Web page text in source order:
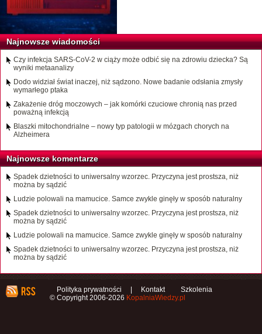
Najnowsze wiadomości
Czy infekcja SARS-CoV-2 w ciąży może odbić się na zdrowiu dziecka? Są
wyniki metaanalizy
Dodo widział świat inaczej, niż sądzono. Nowe badanie odsłania zmysły
wymarłego ptaka
Zakażenie dróg moczowych – jak komórki czuciowe chronią nas przed
poważną infekcją
Blaszki mitochondrialne – nowy typ patologii w mózgach chorych na
Alzheimera
Najnowsze komentarze
Spadek dzietności to uniwersalny wzorzec. Przyczyna jest prostsza, niż
można by sądzić
Ludzie polowali na mamucice. Samce zwykle ginęły w sposób naturalny
Spadek dzietności to uniwersalny wzorzec. Przyczyna jest prostsza, niż
można by sądzić
Ludzie polowali na mamucice. Samce zwykle ginęły w sposób naturalny
Spadek dzietności to uniwersalny wzorzec. Przyczyna jest prostsza, niż
można by sądzić
Polityka prywatności Kontakt
Szkolenia
© Copyright 2006-2026 KopalniaWiedzy.pl